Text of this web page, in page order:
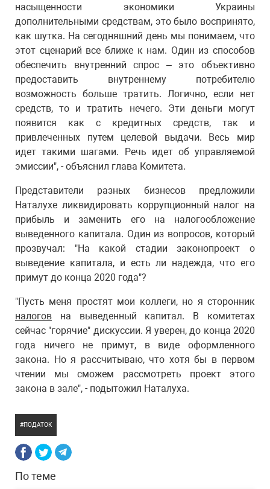
насыщенности экономики Украины
дополнительными средствам, это было воспринято,
как шутка. На сегодняшний день мы понимаем, что
этот сценарий все ближе к нам. Один из способов
обеспечить внутренний спрос – это объективно
предоставить внутреннему потребителю
возможность больше тратить. Логично, если нет
средств, то и тратить нечего. Эти деньги могут
появится как с кредитных средств, так и
привлеченных путем целевой выдачи. Весь мир
идет такими шагами. Речь идет об управляемой
эмиссии", - объяснил глава Комитета.
Представители разных бизнесов предложили
Наталухе ликвидировать коррупционный налог на
прибыль и заменить его на налогообложение
выведенного капитала. Один из вопросов, который
прозвучал: "На какой стадии законопроект о
выведение капитала, и есть ли надежда, что его
примут до конца 2020 года"?
"Пусть меня простят мои коллеги, но я сторонник
налогов на выведенный капитал. В комитетах
сейчас "горячие" дискуссии. Я уверен, до конца 2020
года ничего не примут, в виде оформленного
закона. Но я рассчитываю, что хотя бы в первом
чтении мы сможем рассмотреть проект этого
закона в зале", - подытожил Наталуха.
ПОДАТОК
По теме